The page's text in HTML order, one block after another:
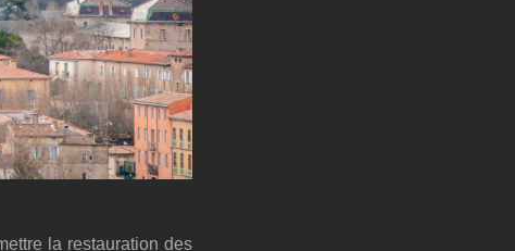
la restauration des